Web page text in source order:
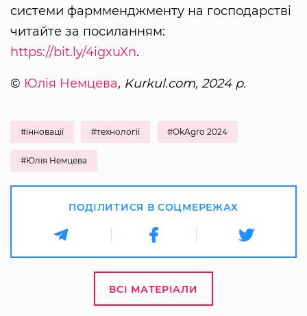
системи фармменджменту на господарстві
читайте за посиланням:
https://bit.ly/4igxuXn.
© Юлія Немцева, Kurkul.com, 2024 р.
#інновації #технології #OkAgro 2024
#Юлія Немцева
ПОДІЛИТИСЯ В СОЦМЕРЕЖАХ
ВСІ МАТЕРІАЛИ